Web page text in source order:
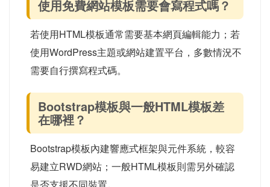
使用免費網站模板需要會寫程式嗎？
若使用HTML模板通常需要基本網頁編輯能力；若
使用WordPress主題或網站建置平台，多數情況不
需要自行撰寫程式碼。
Bootstrap模板與一般HTML模板差
在哪裡？
Bootstrap模板內建響應式框架與元件系統，較容
易建立RWD網站；一般HTML模板則需另外確認